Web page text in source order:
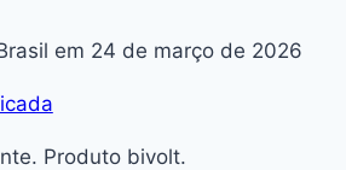
em 24 de março de 2026
Produto bivolt.